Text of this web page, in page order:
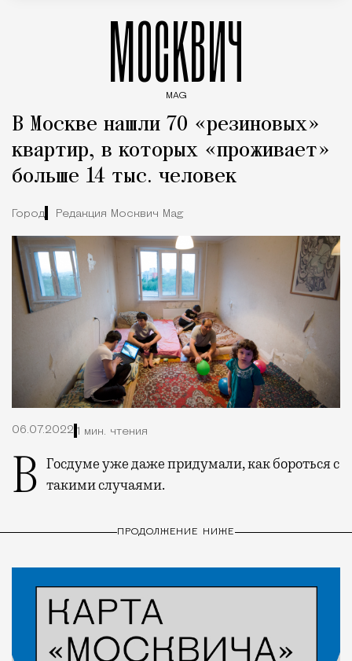
МОСКВИЧ
MAG
В Москве нашли 70 «резиновых»
квартир, в которых «проживает»
больше 14 тыс. человек
Город Редакция Москвич Mag
06.07.2022 1 мин. чтения
В Госдуме уже даже придумали, как бороться с такими случаями.
ПРОДОЛЖЕНИЕ НИЖЕ